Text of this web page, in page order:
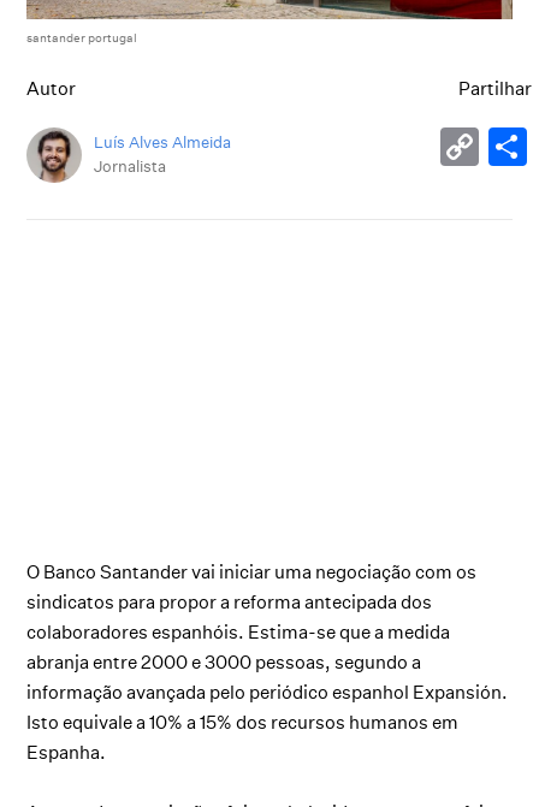
santander portugal
Autor
Luís Alves Almeida
Jornalista
Partilhar
O Banco Santander vai iniciar uma negociação com os
sindicatos para propor a reforma antecipada dos
colaboradores espanhóis. Estima-se que a medida
abranja entre 2000 e 3000 pessoas, segundo a
informação avançada pelo periódico espanhol Expansión.
Isto equivale a 10% a 15% dos recursos humanos em
Espanha.